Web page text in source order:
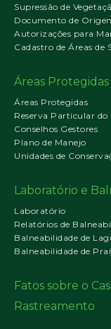
Supressão de
Documento de
Autorizações para
Cadastro de Áreas de
Áreas
Áreas Protegidas
Reserva Particular
Conselhos Gestores
Plano de Manejo
Unidades de
Laboratório e
Laboratório
Relatórios de
Balneabilidade de
Balneabilidade de
Fatos sobre o
Rastreamento